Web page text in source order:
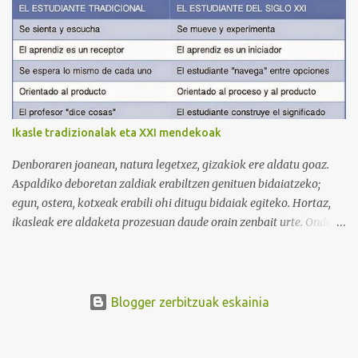
Behean baduzue Apps for iPads deritzon Youtube kanaleko
bideoa, zeinak Tweeted Times aplikazio mobila aztertzen baitu.
Bestalde, gogoratu komentarioen atala erabili ahal duzuela zuen
informazioa argitaratzeko. Bila ditzagun guztion artean Twitter
plataformari lotutako zerbitzuak. Selecciona un texto y clica aquí
para oírlo
Ikasle tradizionalak eta XXI mendekoak
Denboraren joanean, natura legetxez, gizakiok ere aldatu goaz.
Aspaldiko deboretan zaldiak erabiltzen genituen bidaiatzeko;
egun, ostera, kotxeak erabili ohi ditugu bidaiak egiteko. Hortaz,
ikasleak ere aldaketa prozesuan daude orain zenbait urte. Ondoko
Blogger zerbitzuak eskainia